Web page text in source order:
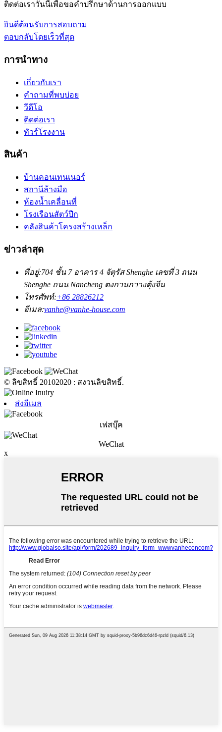
ติดต่อเราวันนี้เพื่อขอคำปรึกษาด้านการออกแบบ
ยินดีต้อนรับการสอบถาม
ตอบกลับโดยเร็วที่สุด
การนำทาง
เกี่ยวกับเรา
คำถามที่พบบ่อย
วีดีโอ
ติดต่อเรา
ทัวร์โรงงาน
สินค้า
บ้านคอนเทนเนอร์
สถานีล้างมือ
ห้องน้ำเคลื่อนที่
โรงเรือนสัตว์ปีก
คลังสินค้าโครงสร้างเหล็ก
ข่าวล่าสุด
ที่อยู่:704 ชั้น 7 อาคาร 4 จัตุรัส Shenghe เลขที่ 3 ถนน
Shenghe ถนน Nancheng ตงกวนกวางตุ้งจีน
โทรศัพท์:+86 28826212
อีเมล:vanhe@vanhe-house.com
© ลิขสิทธิ์ 20102020 : สงวนลิขสิทธิ์.
ส่งอีเมล
เฟสบุ๊ค
WeChat
x